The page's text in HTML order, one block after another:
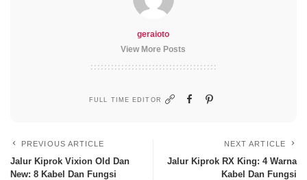
geraioto
View More Posts
FULL TIME EDITOR
PREVIOUS ARTICLE
Jalur Kiprok Vixion Old Dan
New: 8 Kabel Dan Fungsi
NEXT ARTICLE
Jalur Kiprok RX King: 4 Warna
Kabel Dan Fungsi